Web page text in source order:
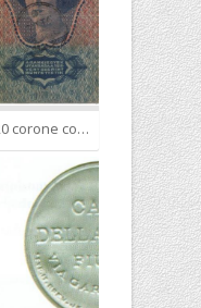
Banconota ungherese da 20 corone con il timbro rettangolare del Consiglio Nazionale